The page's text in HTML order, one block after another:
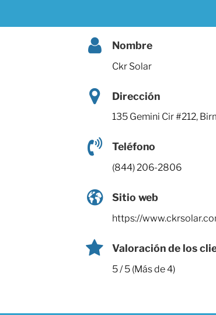
Nombre
Ckr Solar
Dirección
135 Gemini Cir #212,
Teléfono
(844) 206-2806
Sitio web
https://
Valoración de los
5 / 5 (Más de 4)